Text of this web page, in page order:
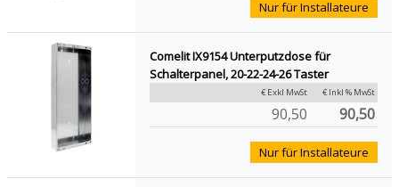
Nur für Installateure
Comelit IX9154 Unterputzdose für
Schalterpanel, 20-22-24-26 Taster
€ Exkl MwSt € Inkl % MwSt
90,50 90,50
Nur für Installateure